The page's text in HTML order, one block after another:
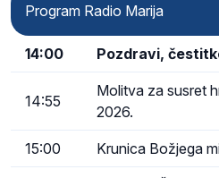
Program Radio Marija
14:00 Pozdravi,
14:55
Molitva za susret
2026.
15:00 Krunica Božjega